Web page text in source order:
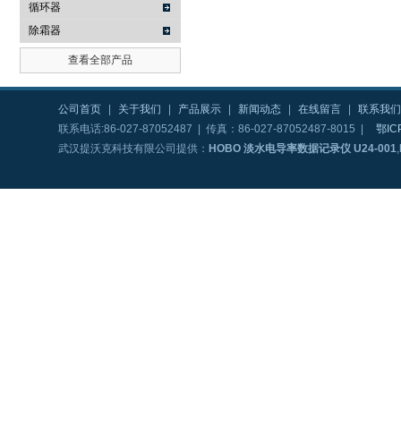
循环器
除霜器
查看全部产品
公司首页 关于我们 产品展示 新闻动态 在线留言
联系我们
联系电话:86-027-87052487 | 传真：86-027-87052487-8015 |
鄂
武汉提沃克科技有限公司提供： HOBO 淡水电导率数据记录仪 U24-001,